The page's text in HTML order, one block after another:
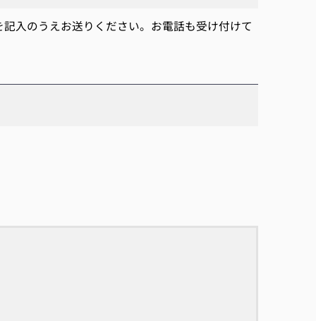
のうえお送りください。お電話も受け付けて